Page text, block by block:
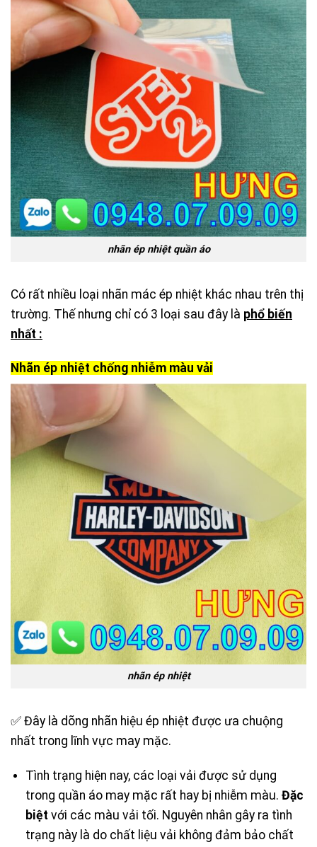
nhãn ép nhiệt quần áo
Có rất nhiều loại nhãn mác ép nhiệt khác nhau trên thị
trường. Thế nhưng chỉ có 3 loại sau đây là phổ biến
nhất :
Nhãn ép nhiệt chống nhiễm màu vải
nhãn ép nhiệt
✅ Đây là dõng nhãn hiệu ép nhiệt được ưa chuộng
nhất trong lĩnh vực may mặc.
Tình trạng hiện nay, các loại vải được sử dụng
trong quần áo may mặc rất hay bị nhiễm màu. Đặc
biệtvới các màu vải tối. Nguyên nhân gây ra tình
trạng này là do chất liệu vải không đảm bảo chất